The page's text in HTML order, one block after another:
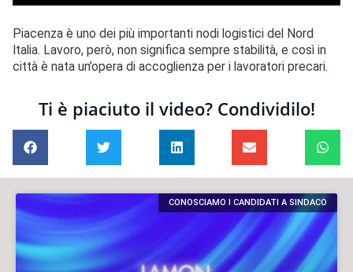
Piacenza è uno dei più importanti nodi logistici del Nord
Italia. Lavoro, però, non significa sempre stabilità, e così in
città è nata un’opera di accoglienza per i lavoratori precari.
Ti è piaciuto il video? Condividilo!
CONOSCIAMO I CANDIDATI A SINDACO